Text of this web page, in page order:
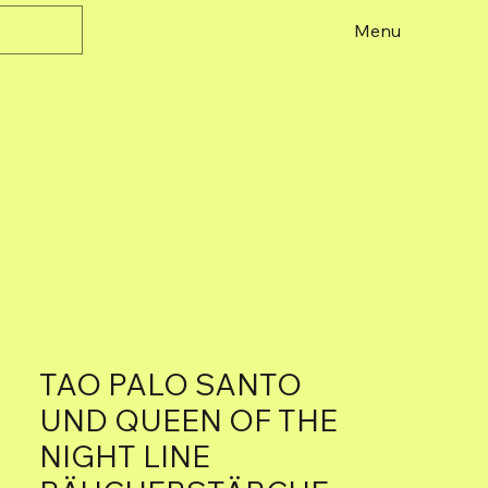
Menu
TAO PALO SANTO
UND QUEEN OF THE
NIGHT LINE